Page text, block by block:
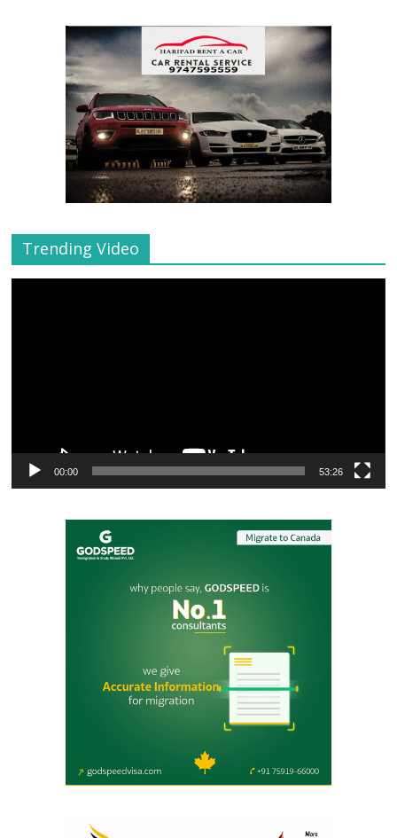
Trending Video
00:00 53:26